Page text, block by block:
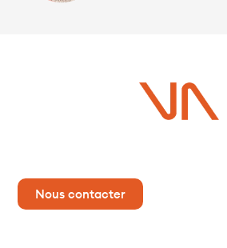
Nous contacter